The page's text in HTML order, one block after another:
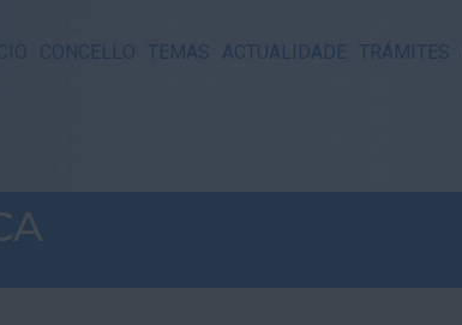
CONCELLO TEMAS ACTUALIDADE TRÁMITES